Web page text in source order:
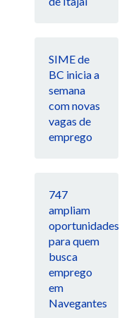
SIME de
BC inicia a
semana
com novas
vagas de
emprego
747
ampliam
oportunidades
para quem
busca
emprego
em
Navegantes